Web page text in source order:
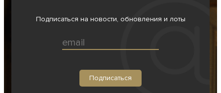
Подписаться на новости, обновления и лоты